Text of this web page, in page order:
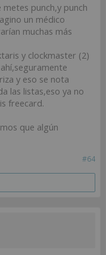
metes punch,y punch
un médico
muchas más
y clockmaster (2)
y eso se nota
las listas,eso ya no
freecard.
que algún
#64